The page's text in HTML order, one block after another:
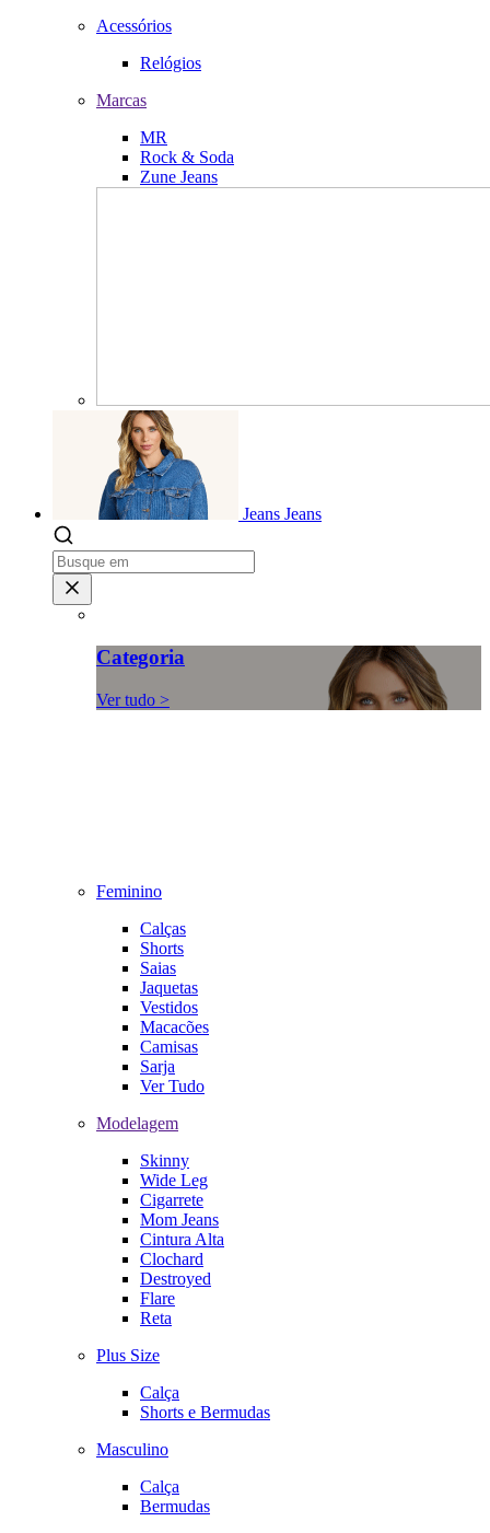
Acessórios
Relógios
Marcas
MR
Rock & Soda
Zune Jeans
Jeans Jeans
Categoria
Ver tudo >
Feminino
Calças
Shorts
Saias
Jaquetas
Vestidos
Macacões
Camisas
Sarja
Ver Tudo
Modelagem
Skinny
Wide Leg
Cigarrete
Mom Jeans
Cintura Alta
Clochard
Destroyed
Flare
Reta
Plus Size
Calça
Shorts e Bermudas
Masculino
Calça
Bermudas